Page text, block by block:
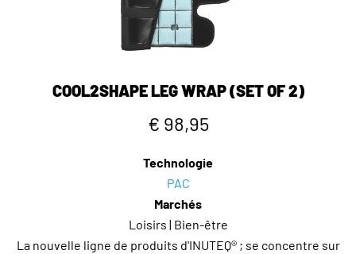
COOL2SHAPE LEG WRAP (SET OF 2)
€ 98,95
Technologie
PAC
Marchés
Loisirs | Bien-être
La nouvelle ligne de produits d'INUTEQ® ; se concentre sur